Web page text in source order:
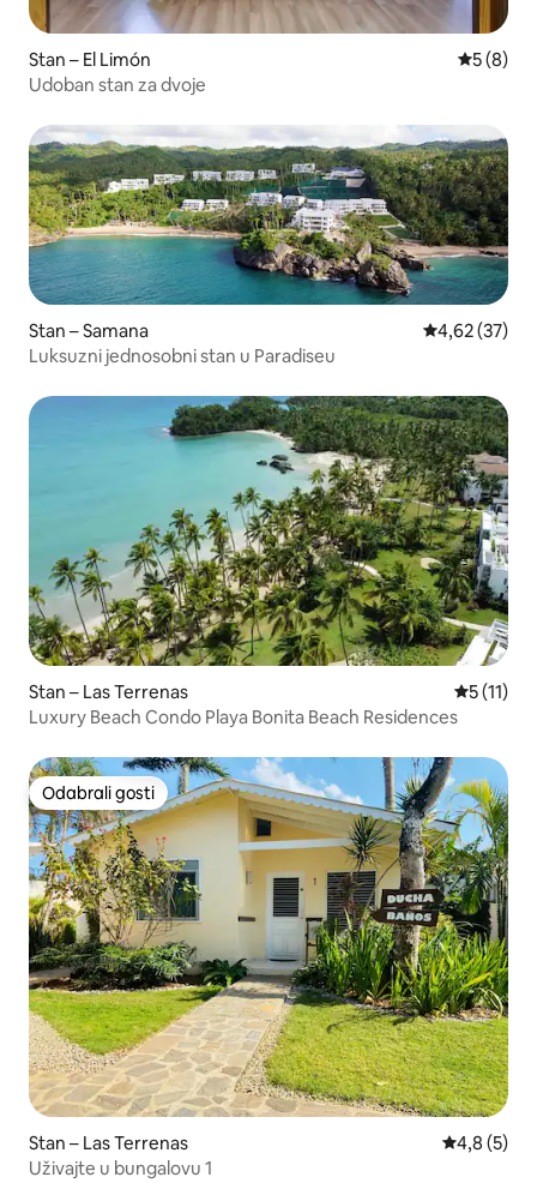
Stan – El Limón
5 (8)
Udoban stan za dvoje
Stan – Samana Prosječna
4,62 (37)
Luksuzni jednosobni stan u Paradiseu
Stan – Las Terrenas
5 (11)
Luxury Beach Condo Playa Bonita Beach Residences
Odabrali gosti
Odabrali gosti
Stan – Las Terrenas Prosječna
4,8 (5)
Uživajte u bungalovu 1